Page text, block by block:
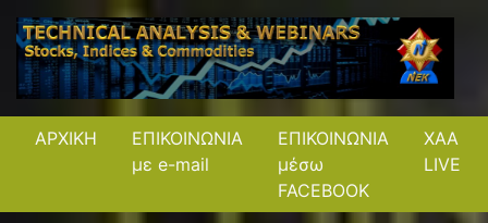
ΑΡΧΙΚΗ
ΕΠΙΚΟΙΝΩΝΙΑ
με e-mail
ΕΠΙΚΟΙΝΩΝΙΑ
μέσω
FACEBOOK
XAA
LIVE